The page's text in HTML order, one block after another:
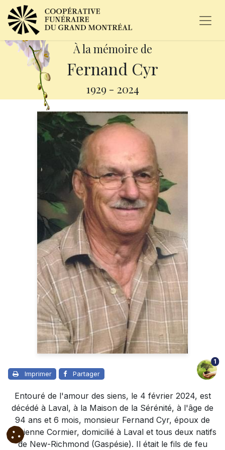
À la mémoire de
Fernand Cyr
1929 - 2024
Imprimer Partager
1
Entouré de l'amour des siens, le 4 février 2024, est
décédé à Laval, à la Maison de la Sérénité, à l'âge de
94 ans et 6 mois, monsieur Fernand Cyr, époux de
Fabienne Cormier, domicilié à Laval et tous deux natifs
de New-Richmond (Gaspésie). Il était le fils de feu